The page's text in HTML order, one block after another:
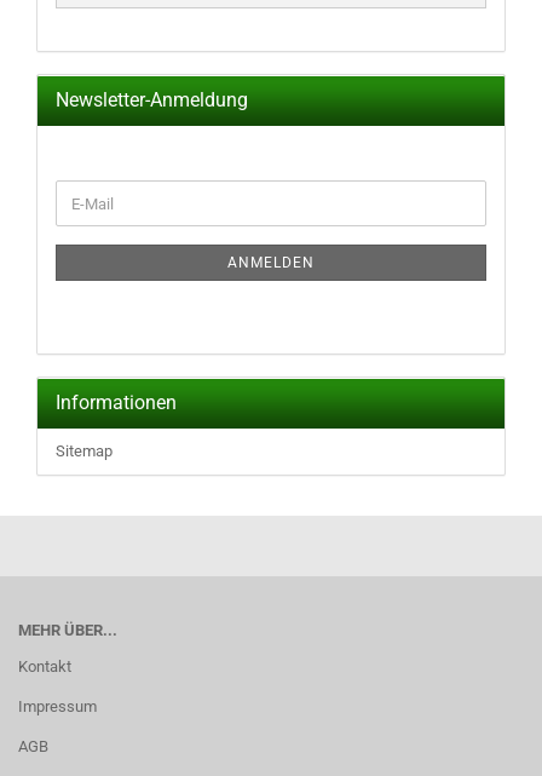
Newsletter-Anmeldung
ZUR
E-
Mail
ANMELDEN
Informationen
Sitemap
MEHR ÜBER...
Kontakt
Impressum
AGB